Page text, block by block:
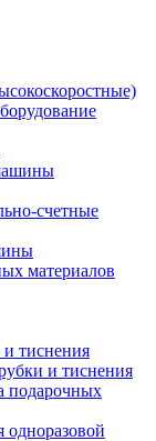
счетные
материалов
тиснения
и тиснения
подарочных
одноразовой